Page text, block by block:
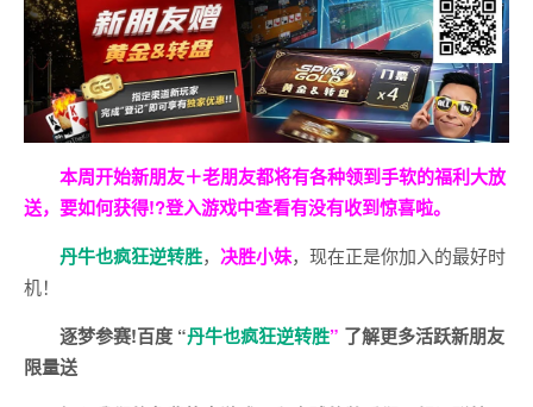
本周开始新朋友＋老朋友都将有各种领到手软的福利大放
送，要如何获得!?登入游戏中查看有没有收到惊喜啦。
丹牛也疯狂逆转胜， 决胜小妹，现在正是你加入的最好时
机！
逐梦参赛!百度 “丹牛也疯狂逆转胜” 了解更多活跃新朋友
限量送